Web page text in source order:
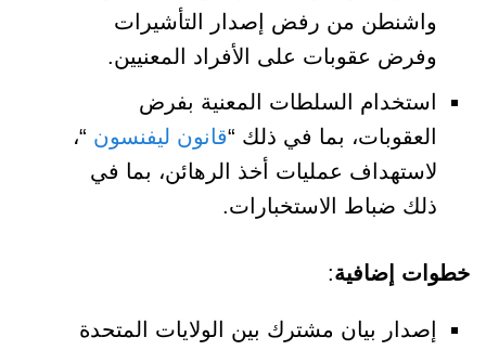
واشنطن من رفض إصدار التأشيرات
وفرض عقوبات على الأفراد المعنيين.
استخدام السلطات المعنية بفرض
العقوبات، بما في ذلك “قانون ليفنسون “،
لاستهداف عمليات أخذ الرهائن، بما في
ذلك ضباط الاستخبارات.
خطوات إضافية:
إصدار بيان مشترك بين الولايات المتحدة